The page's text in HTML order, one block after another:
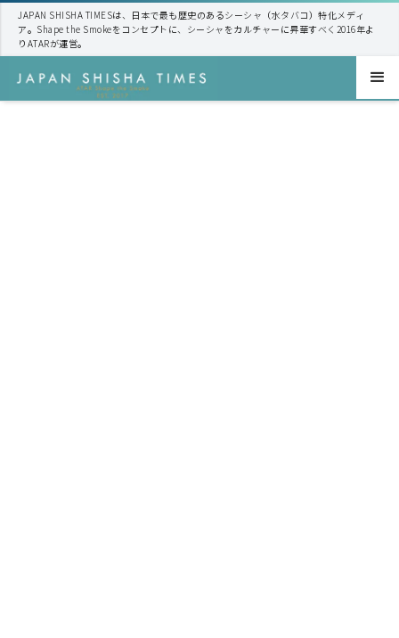
JAPAN SHISHA TIMESは、日本で最も歴史のあるシーシャ（水タバコ）特化メディ
ア。Shape the Smokeをコンセプトに、シーシャをカルチャーに昇華すべく2016年よ
りATARが運営。